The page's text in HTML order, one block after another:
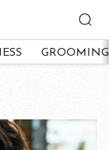
GROOMING